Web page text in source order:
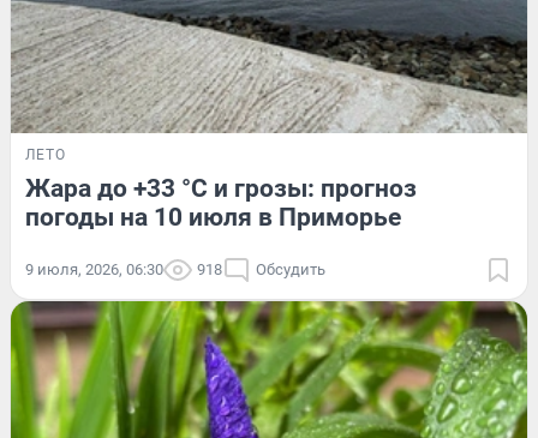
ЛЕТО
Жара до +33 °C и грозы: прогноз
погоды на 10 июля в Приморье
9 июля, 2026, 06:30 918 Обсудить